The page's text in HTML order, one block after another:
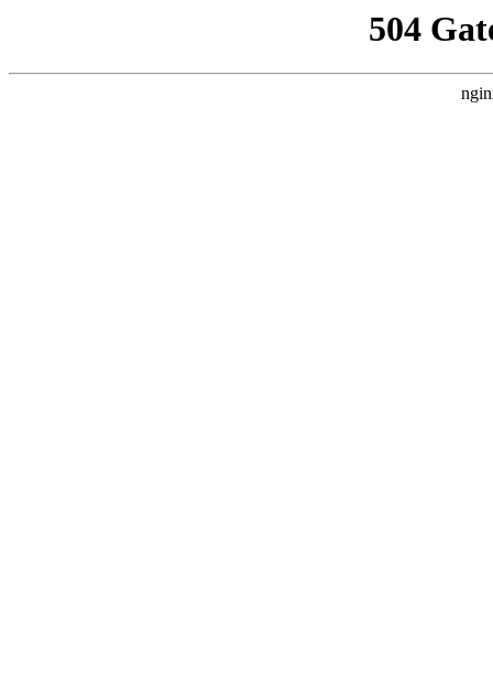
504